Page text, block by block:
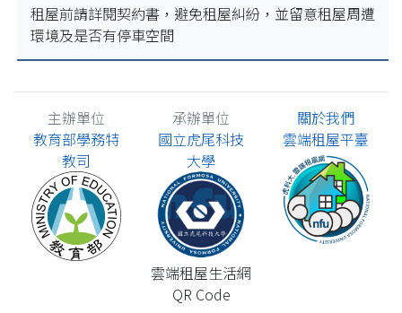
租屋前請詳閱契約書，避免租屋糾紛，並留意租屋周遭
環境及是否有停車空間
主辦單位
教育部學務特
教司
承辦單位
國立虎尾科技
大學
關於我們
雲端租屋平臺
雲端租屋生活網
QR Code